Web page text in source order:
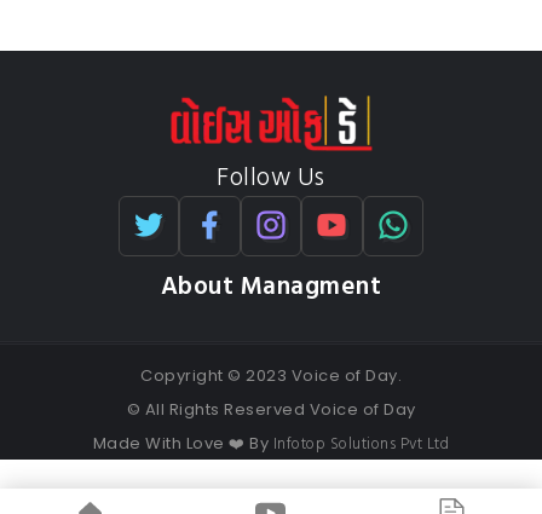
Follow Us
About Managment
Copyright © 2023 Voice of Day.
© All Rights Reserved Voice of Day
Made With Love ❤️ By Infotop Solutions Pvt Ltd